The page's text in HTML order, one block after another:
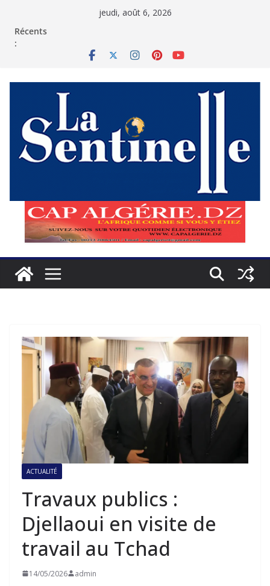
jeudi, août 6, 2026
Récents
:
ACTUALITÉ
Travaux publics :
Djellaoui en visite de
travail au Tchad
14/05/2026 admin